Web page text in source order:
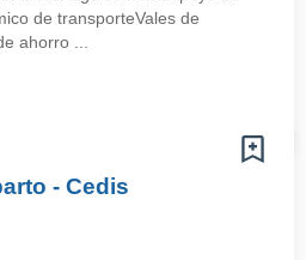
de transporteVales de
ahorro ...
- Cedis